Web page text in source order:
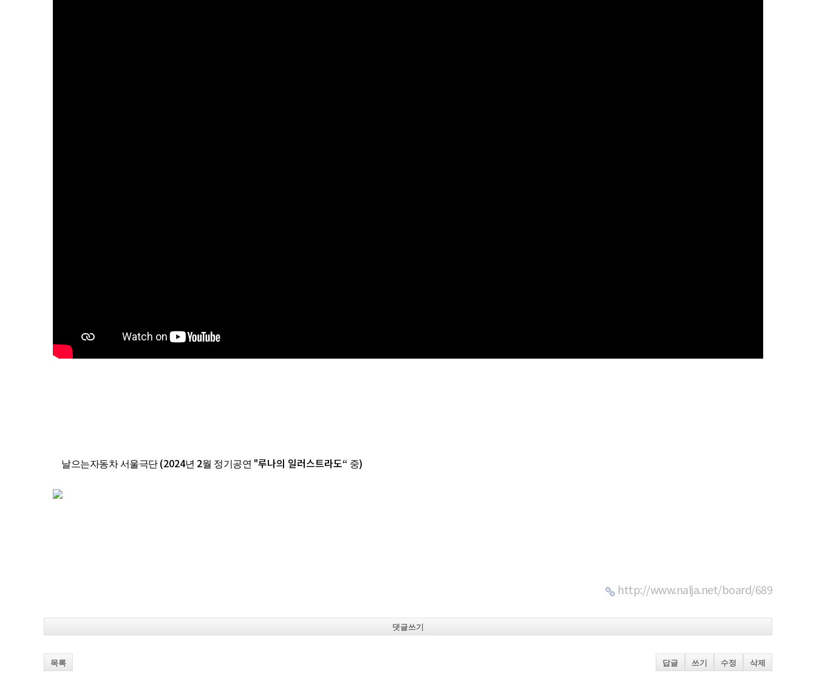
날으는자동차 서울극단 (2024년 2월 정기공연 "루나의 일러스트라도“ 중)
http://www.nalja.net/board/689
댓글쓰기
목록 답글 쓰기 수정 삭제